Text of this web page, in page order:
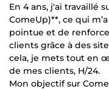
En 4 ans, j'ai travaillé
ComeUp)**, ce qui
pointue et de
clients grâce à des
cela, je mets tout en
de mes clients, H/24.
Mon objectif sur